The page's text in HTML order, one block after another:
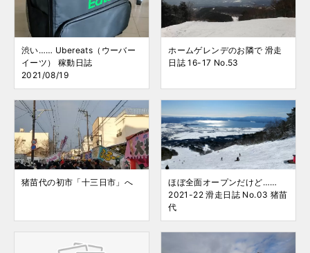
渋い…… Ubereats（ウーバー
イーツ） 稼動日誌
2021/08/19
ホームゲレンデのお隣で 滑走
日誌 16-17 No.53
猪苗代の初市「十三日市」へ
ほぼ全面オープンだけど……
2021-22 滑走日誌 No.03 猪苗
代